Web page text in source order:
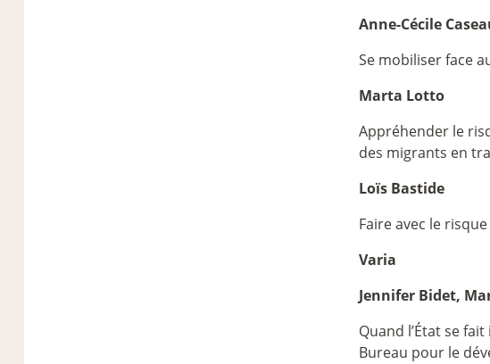
Anne-Cécile
Se mobiliser face
Marta Lotto
Appréhender le
des migrants en
Loïs Bastide
Faire avec le
Varia
Jennifer Bidet,
Quand l’État se
Bureau pour le